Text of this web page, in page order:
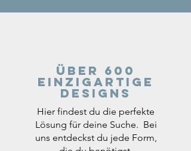
Über 600
einzigartige
Designs
Hier findest du die perfekte
Lösung für deine Suche. Bei
uns entdeckst du jede Form,